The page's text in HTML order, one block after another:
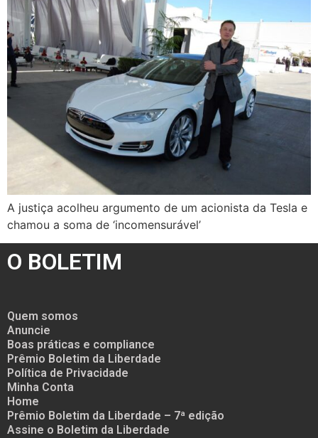
A justiça acolheu argumento de um acionista da Tesla e
chamou a soma de ‘incomensurável’
O BOLETIM
Quem somos
Anuncie
Boas práticas e compliance
Prêmio Boletim da Liberdade
Política de Privacidade
Minha Conta
Home
Prêmio Boletim da Liberdade – 7ª edição
Assine o Boletim da Liberdade